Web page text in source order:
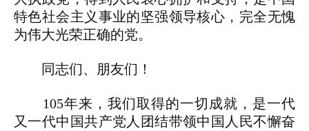
特色社会主义事业的坚强领导核心，完全无愧
为伟大光荣正确的党。
同志们、朋友们！
105年来，我们取得的一切成就，是一代
又一代中国共产党人团结带领中国人民不懈奋